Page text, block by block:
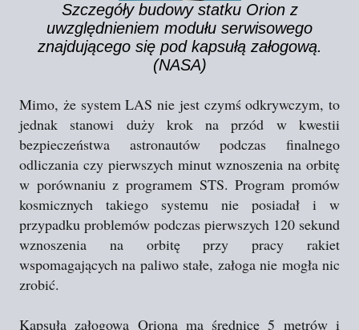
Szczegóły budowy statku Orion z
uwzględnieniem modułu serwisowego
znajdującego się pod kapsułą załogową.
(NASA)
Mimo, że system LAS nie jest czymś odkrywczym, to
jednak stanowi duży krok na przód w kwestii
bezpieczeństwa astronautów podczas finalnego
odliczania czy pierwszych minut wznoszenia na orbitę
w porównaniu z programem STS. Program promów
kosmicznych takiego systemu nie posiadał i w
przypadku problemów podczas pierwszych 120 sekund
wznoszenia na orbitę przy pracy rakiet
wspomagających na paliwo stałe, załoga nie mogła nic
zrobić.
Kapsuła załogowa Oriona ma średnicę 5 metrów i